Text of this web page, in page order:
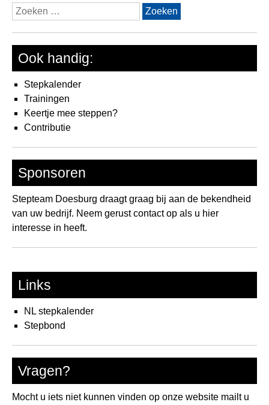
Zoeken
naar:
Ook handig:
Stepkalender
Trainingen
Keertje mee steppen?
Contributie
Sponsoren
Stepteam Doesburg draagt graag bij aan de bekendheid
van uw bedrijf. Neem gerust contact op als u hier
interesse in heeft.
Links
NL stepkalender
Stepbond
Vragen?
Mocht u iets niet kunnen vinden op onze website mailt u